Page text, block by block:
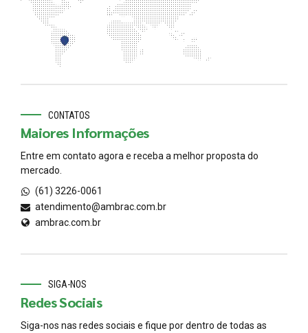
CONTATOS
Maiores Informações
Entre em contato agora e receba a melhor proposta do
mercado.
(61) 3226-0061
atendimento@ambrac.com.br
ambrac.com.br
SIGA-NOS
Redes Sociais
Siga-nos nas redes sociais e fique por dentro de todas as